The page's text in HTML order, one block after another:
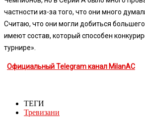
частности из-за того, что они много
Считаю, что они могли добиться
имеют состав, который способен
турнире».
Официальный Telegram канал MilanAC
ТЕГИ
Тревизани